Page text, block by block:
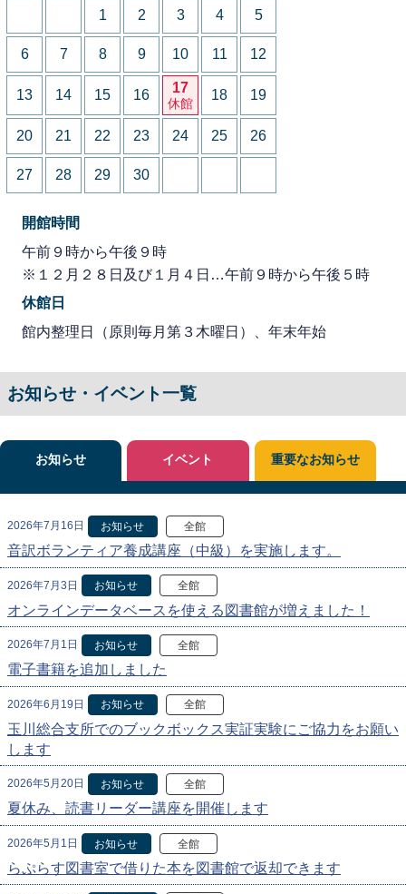
1 2 3 4 5
6 7 8 9 10 11 12
13 14 15 16 17
休館
18 19
20 21 22 23 24 25 26
27 28 29 30
開館時間
午前９時から午後９時
※１２月２８日及び１月４日…午前９時から午後５時
休館日
館内整理日（原則毎月第３木曜日）、年末年始
お知らせ・イベント一覧
お知らせ
2026年7月16日 お知らせ 全館
音訳ボランティア養成講座（中級）を実施します。
2026年7月3日 お知らせ 全館
オンラインデータベースを使える図書館が増えました！
2026年7月1日 お知らせ 全館
電子書籍を追加しました
2026年6月19日 お知らせ 全館
玉川総合支所でのブックボックス実証実験にご協力をお願い
します
2026年5月20日 お知らせ 全館
夏休み、読書リーダー講座を開催します
2026年5月1日 お知らせ 全館
らぷらす図書室で借りた本を図書館で返却できます
イベント 重要なお知らせ